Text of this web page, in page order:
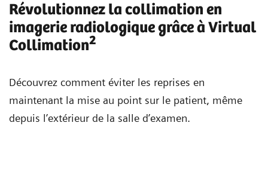
Révolutionnez la collimation en
imagerie radiologique grâce à Virtual
Collimation2
Découvrez comment éviter les reprises en
maintenant la mise au point sur le patient, même
depuis l’extérieur de la salle d’examen.